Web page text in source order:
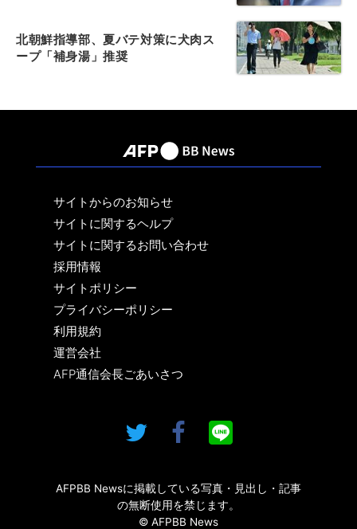
北朝鮮指導部、夏バテ対策に犬肉ス
ープ「補身湯」推奨
サイトからのお知らせ
サイトに関するヘルプ
サイトに関するお問い合わせ
採用情報
サイトポリシー
プライバシーポリシー
利用規約
運営会社
AFP通信会長ごあいさつ
AFPBB Newsに掲載している写真・見出し・記事
の無断使用を禁じます。
© AFPBB News